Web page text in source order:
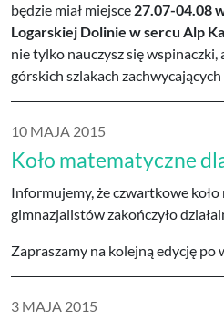
będzie miał miejsce 27.07-04.08
Logarskiej Dolinie w sercu Alp
nie tylko nauczysz się
górskich szlakach
10 MAJA 2015
Koło matematyczne
Informujemy, że czwartkowe
gimnazjalistów zakończyło
Zapraszamy na kolejną edycję po
3 MAJA 2015